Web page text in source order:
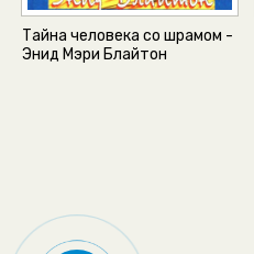
Тайна человека со шрамом -
Энид Мэри Блайтон